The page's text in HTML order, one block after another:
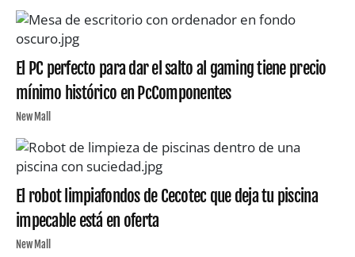
El PC perfecto para dar el salto al gaming tiene precio
mínimo histórico en PcComponentes
New Mall
El robot limpiafondos de Cecotec que deja tu piscina
impecable está en oferta
New Mall